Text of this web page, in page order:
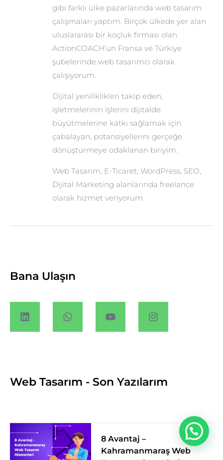
gibi farklı ülke pazarlarında web tasarım
çalışmaları yaptım. Birçok ülkede yer alan
uluslararası bir koçluk firması olan
ActionCOACH’un Fransa ve Türkiye
şubelerinde web tasarımcı olarak
çalışıyorum.
Dijital yeniliklikleri takip eden,
işletmelerinin işlerini dijitalde
büyütmelerine katkı sağlamak için
çabalayan, potansiyellerini gerçeğe
dönüştürmeye odaklanan biriyim.
Web Tasarım, E-Ticaret, WordPress, SEO,
Dijital Marketing alanlarında freelance
olarak hizmet veriyorum.
Bana Ulaşın
Web Tasarım - Son Yazılarım
8 Avantaj –
Kahramanmaraş Web